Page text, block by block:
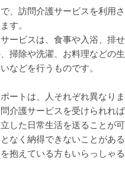
、訪問介護サービスを利用
す。
ービスは、食事や入浴、排
掃除や洗濯、お料理などの
などを行うものです。
ートは、人それぞれ異なりま
介護サービスを受けられれ
した日常生活を送ることが
なく納得できないことがあ
抱えている方もいらっしゃる